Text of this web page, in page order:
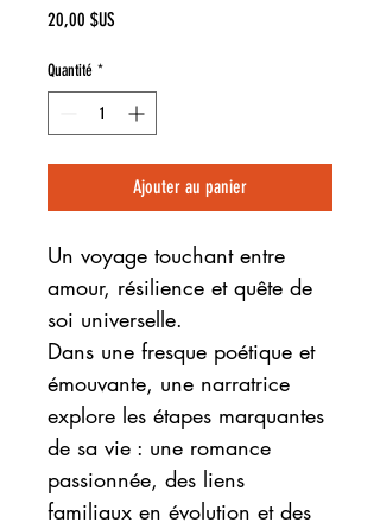
20,00 $US
Quantité *
Ajouter au panier
Un voyage touchant entre
amour, résilience et quête de
soi universelle.
Dans une fresque poétique et
émouvante, une narratrice
explore les étapes marquantes
de sa vie : une romance
passionnée, des liens
familiaux en évolution et des